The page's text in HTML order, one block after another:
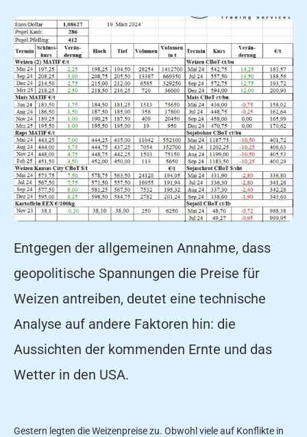
Entgegen der allgemeinen Annahme, dass
geopolitische Spannungen die Preise für
Weizen antreiben, deutet eine technische
Analyse auf andere Faktoren hin: die
Aussichten der kommenden Ernte und das
Wetter in den USA.
Gestern legten die Weizenpreise zu. Obwohl viele auf Konflikte in